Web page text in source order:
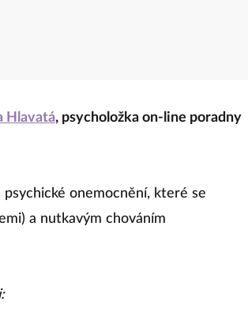
Hlavatá, psycholožka on-line poradny
psychické onemocnění, které se
a nutkavým chováním